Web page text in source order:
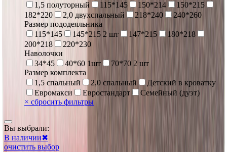
1,5 полуторный
115*145 150*214
150*215
182*220
2,0 двухспальный 218*240
240*260
Размер пододеяльника
115*145
145*215 2 шт 147*215
180*218
200*218
220*230
Наволочки
34*45
40*60 1шт
70*70 2 шт
Размер комплекта
1,5 спальный
2,0 спальный
Детский в кроватку
Евромакси
Евростандарт
Семейный (дуэт)
× сбросить фильтры
Вы выбрали:
В наличии✖
очистить выбор